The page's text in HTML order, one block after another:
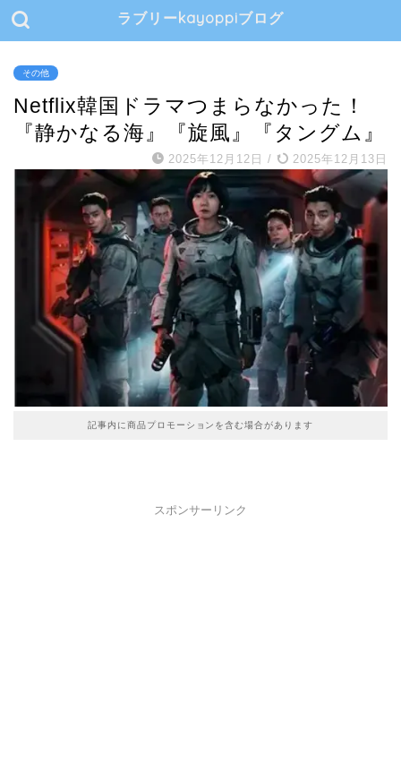
ラブリーkayoppiブログ
その他
Netflix韓国ドラマつまらなかった！
『静かなる海』『旋風』『タングム』
2025年12月12日 / 2025年12月13日
記事内に商品プロモーションを含む場合があります
スポンサーリンク